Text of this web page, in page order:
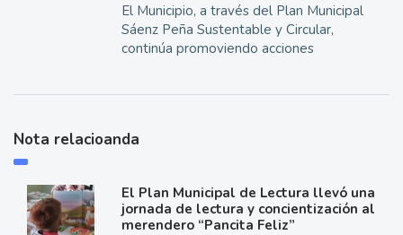
El Municipio, a través del Plan Municipal
Sáenz Peña Sustentable y Circular,
continúa promoviendo acciones
Nota relacioanda
El Plan Municipal de Lectura llevó una
jornada de lectura y concientización al
merendero “Pancita Feliz”